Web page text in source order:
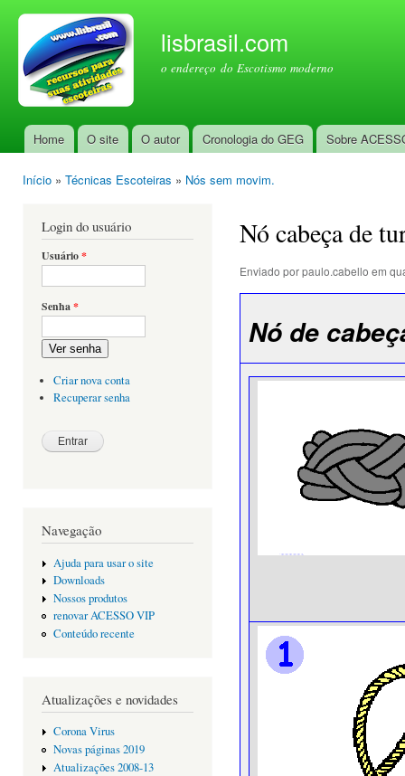
lisbrasil.com
o endereço do Escotismo moderno
Menu principal
Home O site O autor Cronologia do GEG Sobre
Início » Técnicas Escoteiras » Nós sem movim.
Login do usuário
Usuário*
Senha*
Ver senha
Criar nova conta
Recuperar senha
Navegação
Ajuda para usar o site
Downloads
Nossos produtos
renovar ACESSO VIP
Conteúdo recente
Atualizações e novidades
Corona Virus
Novas páginas 2019
Atualizações 2008-13
Nó cabeça de
Enviado porpaulo.cabello em
Nó de